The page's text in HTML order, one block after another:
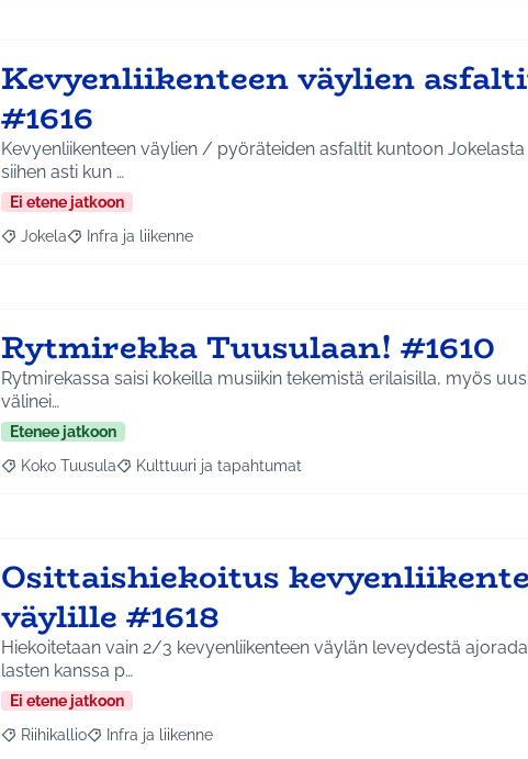
Kevyenliikenteen väylien
#1616
Kevyenliikenteen väylien / pyöräteiden asfaltit kuntoon
siihen asti kun …
Ei etene jatkoon
Rajaa tulokset aihepiirin mukaan: Jokela
Jokela Rajaa tulokset teeman mukaan: Infra ja liikenne
Infra ja liikenne
Rytmirekka Tuusulaan! #1610
Rytmirekassa saisi kokeilla musiikin tekemistä erilaisilla, myös
välinei…
Etenee jatkoon
Rajaa tulokset aihepiirin mukaan: Koko Tuusula
Koko Tuusula Rajaa tulokset teeman mukaan: Kulttuuri ja tapahtumat
Kulttuuri ja tapahtumat
Osittaishiekoitus
väylille #1618
Hiekoitetaan vain 2/3 kevyenliikenteen väylän leveydestä
lasten kanssa p…
Ei etene jatkoon
Rajaa tulokset aihepiirin mukaan: Riihikallio
Riihikallio Rajaa tulokset teeman mukaan: Infra ja liikenne
Infra ja liikenne